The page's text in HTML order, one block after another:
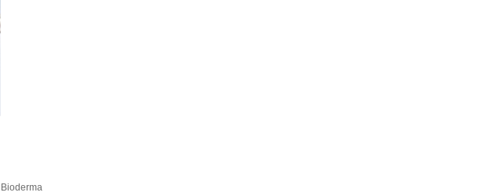
Bioderma